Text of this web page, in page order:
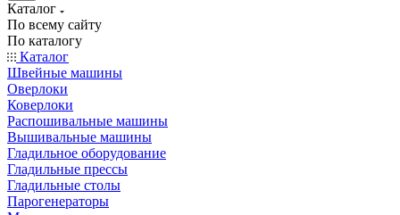
Каталог
По всему сайту
По каталогу
Каталог
Швейные машины
Оверлоки
Коверлоки
Распошивальные машины
Вышивальные машины
Гладильное оборудование
Гладильные прессы
Гладильные столы
Парогенераторы